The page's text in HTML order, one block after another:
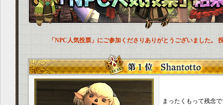
「NPC人気投票」にご参加くださりありがとうございました。
まったくもって残念